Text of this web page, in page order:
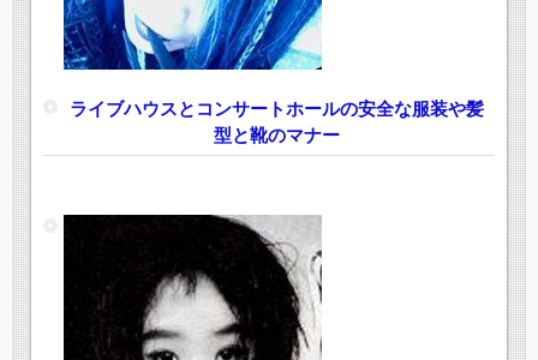
ライブハウスとコンサートホールの安全な服装や髪
型と靴のマナー